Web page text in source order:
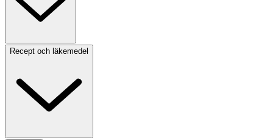
Recept och läkemedel